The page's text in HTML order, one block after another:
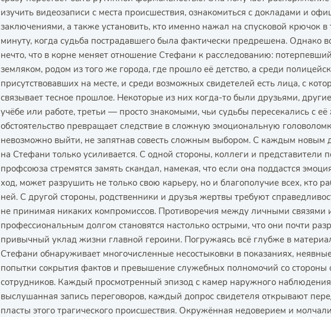
изучить видеозаписи с места происшествия, ознакомиться с докладами и
заключениями, а также установить, кто именно нажал на спусковой крючок в
минуту, когда судьба пострадавшего была фактически предрешена. Однако
нечто, что в корне меняет отношение Стефани к расследованию:
земляком, родом из того же города, где прошло её детство, а среди
присутствовавших на месте, и среди возможных свидетелей есть лица, с
связывает тесное прошлое. Некоторые из них когда-то были друзьями,
учёбе или работе, третьи — просто знакомыми, чьи судьбы пересекались с
обстоятельство превращает следствие в сложную эмоциональную
невозможно выйти, не запятнав совесть сложным выбором. С каждым новым
на Стефани только усиливается. С одной стороны, коллеги и представители
профсоюза стремятся замять скандал, намекая, что если она поддастся
ход, может разрушить не только свою карьеру, но и благополучие всех, кто
ней. С другой стороны, родственники и друзья жертвы требуют
не принимая никаких компромиссов. Противоречия между личными связями
профессиональным долгом становятся настолько острыми, что они почти
привычный уклад жизни главной героини. Погружаясь всё глубже в
Стефани обнаруживает многочисленные несостыковки в показаниях,
попытки сокрытия фактов и превышение служебных полномочий со стороны
сотрудников. Каждый просмотренный эпизод с камер наружного
выслушанная запись переговоров, каждый допрос свидетеля открывают
пласты этого трагического происшествия. Окружённая недоверием и